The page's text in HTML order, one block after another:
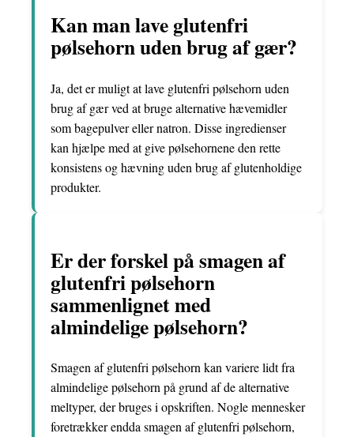
Kan man lave glutenfri
pølsehorn uden brug af gær?
Ja, det er muligt at lave glutenfri pølsehorn uden
brug af gær ved at bruge alternative hævemidler
som bagepulver eller natron. Disse ingredienser
kan hjælpe med at give pølsehornene den rette
konsistens og hævning uden brug af glutenholdige
produkter.
Er der forskel på smagen af
glutenfri pølsehorn
sammenlignet med
almindelige pølsehorn?
Smagen af glutenfri pølsehorn kan variere lidt fra
almindelige pølsehorn på grund af de alternative
meltyper, der bruges i opskriften. Nogle mennesker
foretrækker endda smagen af glutenfri pølsehorn,